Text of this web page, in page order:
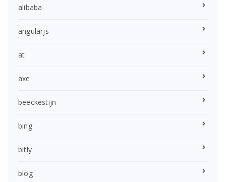
alibaba
angularjs
at
axe
beeckestijn
bing
bitly
blog